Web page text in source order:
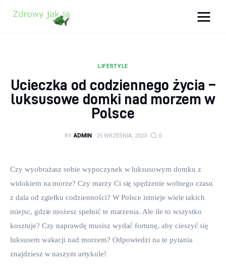
Zdrowy jak ja
Uroda
Kontakt
LIFESTYLE
Ucieczka od codziennego życia –
luksusowe domki nad morzem w
Polsce
BY ADMIN 25 WRZEŚNIA, 2023 0
Czy wyobrażasz sobie wypoczynek w luksusowym domku z
widokiem na morze? Czy marzy Ci się spędzenie wolnego czasu
z dala od zgiełku codzienności? W Polsce istnieje wiele takich
miejsc, gdzie możesz spełnić te marzenia. Ale ile to wszystko
kosztuje? Czy naprawdę musisz wydać fortunę, aby cieszyć się
luksusem wakacji nad morzem? Odpowiedzi na te pytania
znajdziesz w naszym artykule!